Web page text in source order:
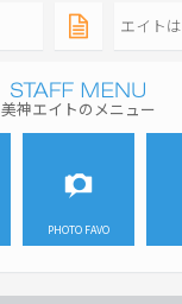
エイトは
美神エイトのメニュー
PHOTO FAVO